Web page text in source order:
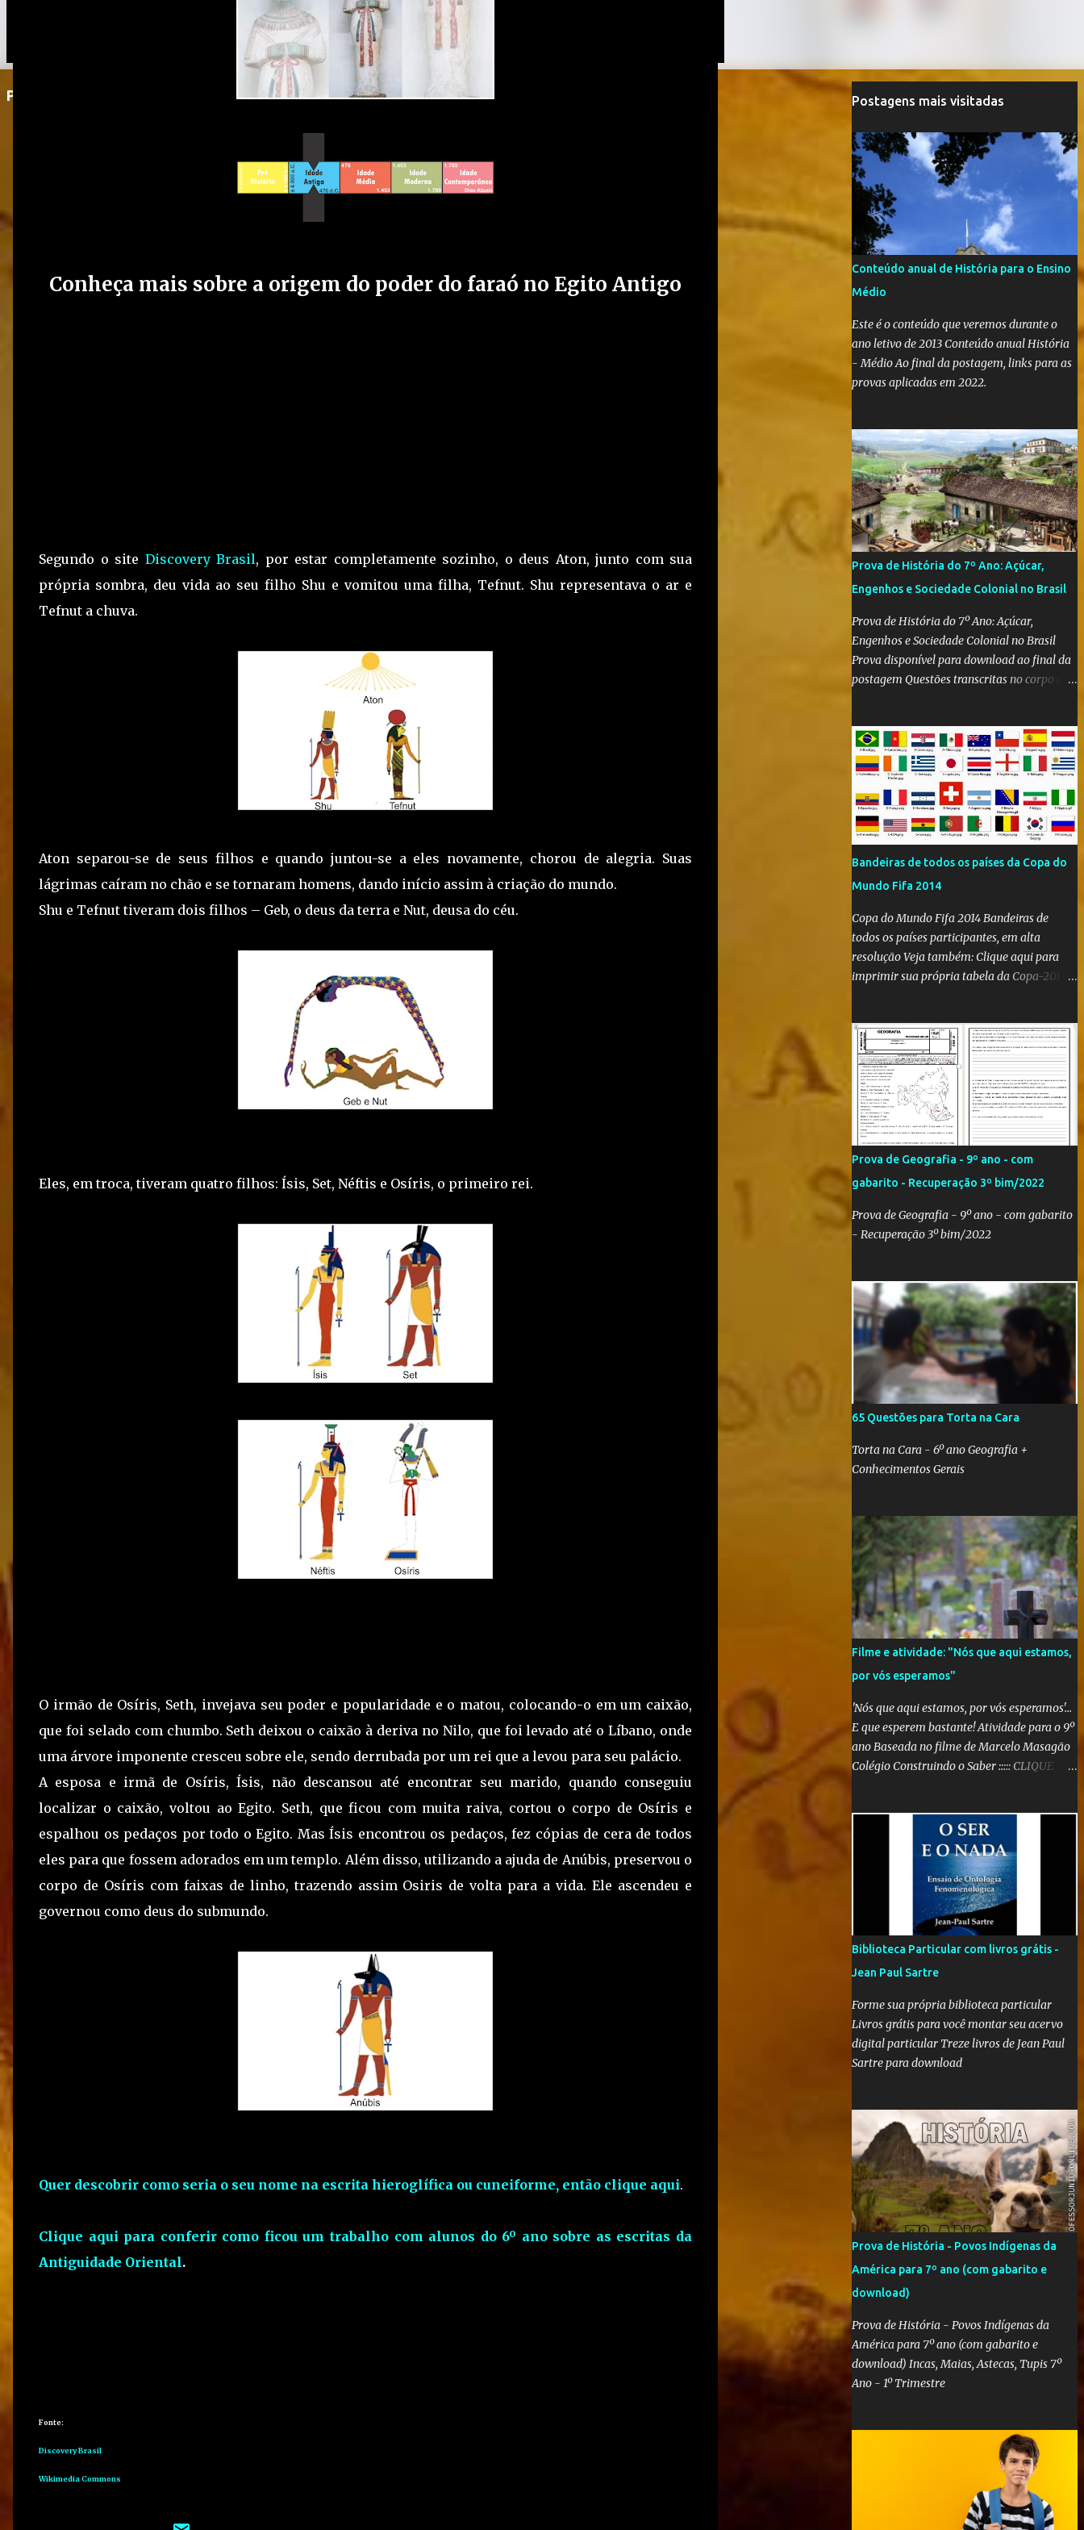
Postagem em destaque
Conheça mais sobre a origem do poder do faraó no Egito Antigo
Segundo o site Discovery Brasil, por estar completamente sozinho, o deus Aton, junto com sua
própria sombra, deu vida ao seu filho Shu e vomitou uma filha, Tefnut. Shu representava o ar e
Tefnut a chuva.
Aton separou-se de seus filhos e quando juntou-se a eles novamente, chorou de alegria. Suas
lágrimas caíram no chão e se tornaram homens, dando início assim à criação do mundo.
Shu e Tefnut tiveram dois filhos – Geb, o deus da terra e Nut, deusa do céu.
Eles, em troca, tiveram quatro filhos: Ísis, Set, Néftis e Osíris, o primeiro rei.
O irmão de Osíris, Seth, invejava seu poder e popularidade e o matou, colocando-o em um caixão,
que foi selado com chumbo. Seth deixou o caixão à deriva no Nilo, que foi levado até o Líbano, onde
uma árvore imponente cresceu sobre ele, sendo derrubada por um rei que a levou para seu palácio.
A esposa e irmã de Osíris, Ísis, não descansou até encontrar seu marido, quando conseguiu
localizar o caixão, voltou ao Egito. Seth, que ficou com muita raiva, cortou o corpo de Osíris e
espalhou os pedaços por todo o Egito. Mas Ísis encontrou os pedaços, fez cópias de cera de todos
eles para que fossem adorados em um templo. Além disso, utilizando a ajuda de Anúbis, preservou o
corpo de Osíris com faixas de linho, trazendo assim Osiris de volta para a vida. Ele ascendeu e
governou como deus do submundo.
Quer descobrir como seria o seu nome na escrita hieroglífica ou cuneiforme, então clique aqui.
Clique aqui para conferir como ficou um trabalho com alunos do 6º ano sobre as escritas da
Antiguidade Oriental.
Fonte:
Discovery Brasil
Wikimedia Commons
Postagens mais visitadas
Conteúdo anual de História para o Ensino
Médio
Este é o conteúdo que veremos durante o
ano letivo de 2013 Conteúdo anual História
- Médio Ao final da postagem, links para as
provas aplicadas em 2022.
Prova de História do 7º Ano: Açúcar,
Engenhos e Sociedade Colonial no Brasil
Prova de História do 7º Ano: Açúcar,
Engenhos e Sociedade Colonial no Brasil
Prova disponível para download ao final da
postagem Questões transcritas no corpo da
Bandeiras de todos os países da Copa do
Mundo Fifa 2014
Copa do Mundo Fifa 2014 Bandeiras de
todos os países participantes, em alta
resolução Veja também: Clique aqui para
imprimir sua própria tabela da Copa-2014
Fifa Qatar 2022! Clique aqui e confira os
hinos, com letra e tradução, de todos os
países participantes da Copa do Mundo Fifa
Qatar 2022! Com um evento como a Copa
do Mundo ocorrendo no Brasil,
independentemente se você seja do time
'Viva Copa' ou do time 'Não vai ter Copa',
uma hora ou outra acaba precisando das
bandeiras dos países que participarão do
evento (para exaltá-los ou para estraçalhá-
los). Principalmente se você for aluno ou
Aí, precisa correr para o Google Imagens,
achar a bandeira correta, com a resolução
adequada... a maior função. Eu sei porque já
precisei fazer isso. Como deixei os arquivos
armazenados em cas...
Prova de Geografia - 9º ano - com
gabarito - Recuperação 3º bim/2022
Prova de Geografia - 9º ano - com gabarito
- Recuperação 3º bim/2022
65 Questões para Torta na Cara
Torta na Cara - 6º ano Geografia +
Conhecimentos Gerais
Filme e atividade: "Nós que aqui estamos,
por vós esperamos"
'Nós que aqui estamos, por vós esperamos'...
E que esperem bastante! Atividade para o 9º
ano Baseada no filme de Marcelo Masagão
Colégio Construindo o Saber ::::: CLIQUE
'Nós que aqui estamos, por vós esperamos' é
"um filme-memória do século XX, a partir
de recortes bibliográficos de pequenos e
grandes personagens". Documentário
brasileiro lançado em 1999, o filme mostra
como os grandes acontecimentos são
repletos de inúmeras histórias menores
(mas não menos importantes) que passam
despercebidas na maioria das vezes. Sem
dúvida alguma, este é um dos filmes mais
poéticos da produção brasileira. A beleza
está na combinação das imagens, nos curtos
e certeiros textos e, principalmente, na
É possível atrair a atenção dos alunos com
um filme destoante das grandes pr...
Biblioteca Particular com livros grátis -
Jean Paul Sartre
Forme sua própria biblioteca particular
Livros grátis para você montar seu acervo
digital particular Treze livros de Jean Paul
Sartre para download
Prova de História - Povos Indígenas da
América para 7º ano (com gabarito e
download)
Prova de História - Povos Indígenas da
América para 7º ano (com gabarito e
download) Incas, Maias, Astecas, Tupis 7º
Ano - 1º Trimestre